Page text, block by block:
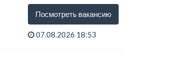
Посмотреть вакансию
07.08.2026 18:53